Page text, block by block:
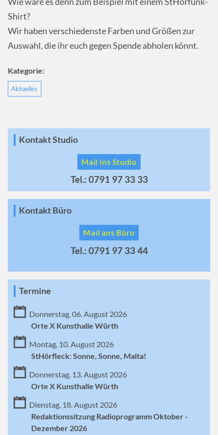
Shirt?
Wir haben verschiedenste Farben und Größen zur
Auswahl, die ihr euch gegen Spende abholen könnt.
Kategorie:
Aktuelles
Kontakt Studio
Mail ins Studio
Tel.: 0791 97 33 33
Kontakt Büro
Mail ans Büro
Tel.: 0791 97 33 44
Termine
Donnerstag, 06. August 2026
Orte X Kunsthalle Würth
Montag, 10. August 2026
StHörfleck: Sonne, Sonne, Malta!
Donnerstag, 13. August 2026
Orte X Kunsthalle Würth
Dienstag, 18. August 2026
Redaktionssitzung Radioprogramm Oktober -
Dezember 2026